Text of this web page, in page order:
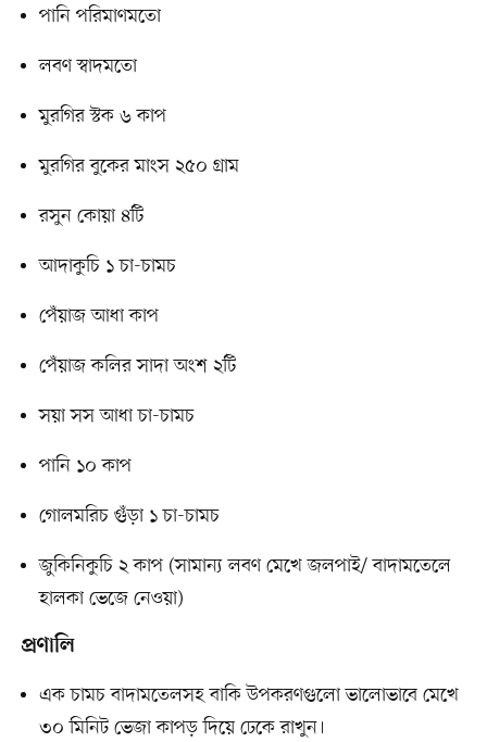
পানি পরিমাণমতো
লবণ স্বাদমতো
মুরগির স্টক ৬ কাপ
মুরগির বুকের মাংস ২৫০ গ্রাম
রসুন কোয়া ৪টি
আদাকুচি ১ চা-চামচ
পেঁয়াজ আধা কাপ
পেঁয়াজ কলির সাদা অংশ ২টি
সয়া সস আধা চা-চামচ
পানি ১০ কাপ
গোলমরিচ গুঁড়া ১ চা-চামচ
জুকিনিকুচি ২ কাপ (সামান্য লবণ মেখে জলপাই/ বাদামতেলে
হালকা ভেজে নেওয়া)
প্রণালি
এক চামচ বাদামতেলসহ বাকি উপকরণগুলো ভালোভাবে মেখে
৩০ মিনিট ভেজা কাপড় দিয়ে ঢেকে রাখুন।